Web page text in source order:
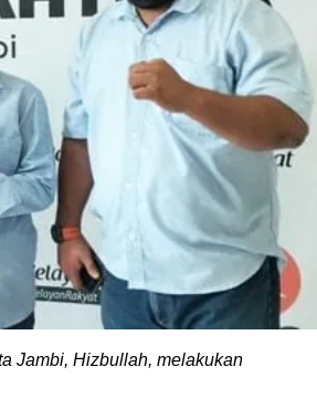
Jambi, Hizbullah, melakukan